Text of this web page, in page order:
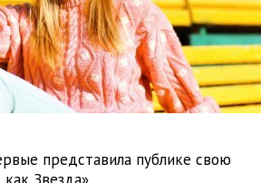
представила публике свою